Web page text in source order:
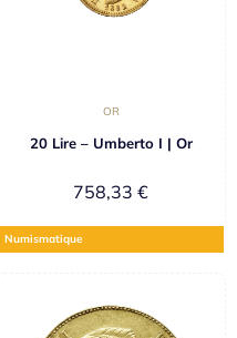
OR
20 Lire – Umberto I | Or
758,33 €
Numismatique